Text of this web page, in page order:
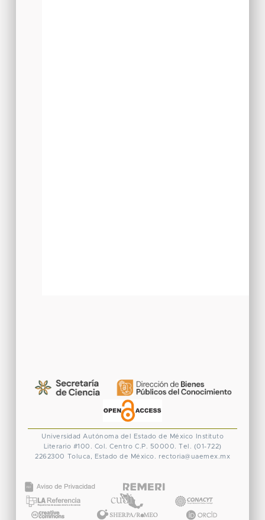
Universidad Autónoma del Estado de México
Instituto
Literario #100. Col. Centro C.P. 50000. Tel. (01-722)
2262300 Toluca, Estado de México. rectoria@uaemex.mx